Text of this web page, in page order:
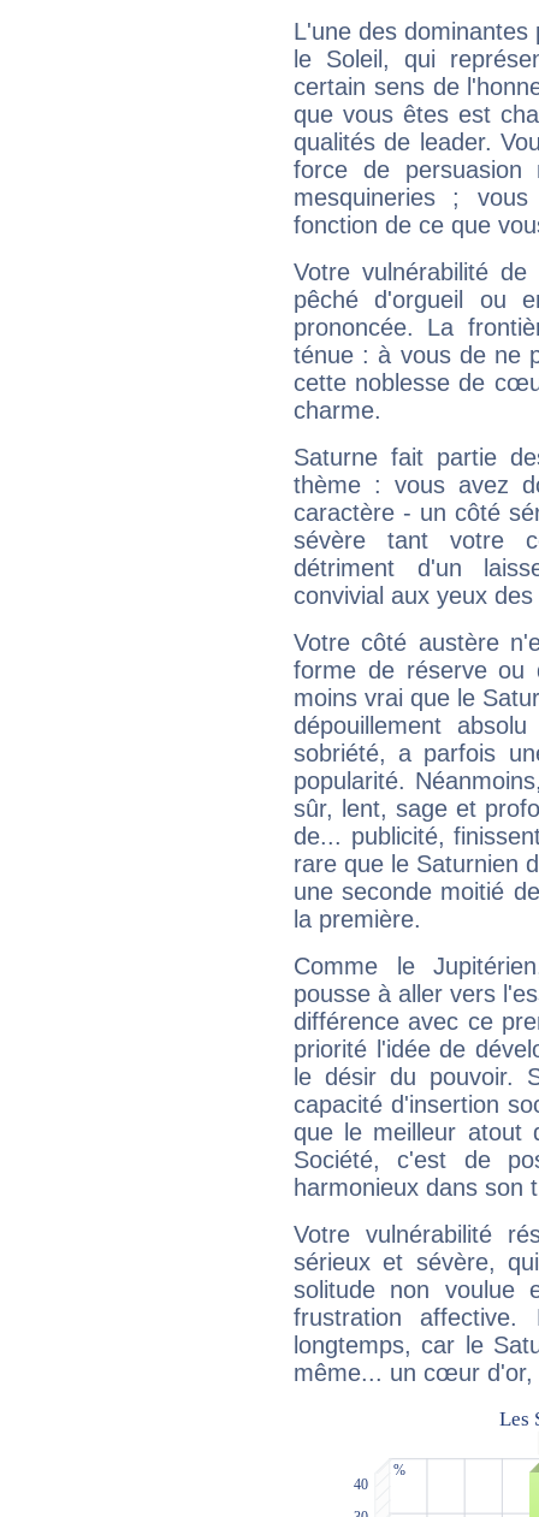
L'une des
le Soleil, qui
certain sens de
que vous êtes est
qualités de leader.
force de
mesquineries ;
fonction de ce que
Votre vulnérabilité
pêché d'orgueil ou
prononcée. La
ténue : à vous de ne
cette noblesse de
charme.
Saturne fait partie
thème : vous avez
caractère - un côté
sévère tant votre
détriment d'un
convivial aux yeux
Votre côté austère
forme de réserve
moins vrai que le
dépouillement
sobriété, a parfois
popularité.
sûr, lent, sage et
de... publicité,
rare que le Saturnien
une seconde moitié
la première.
Comme le
pousse à aller vers
différence avec ce
priorité l'idée de
le désir du pouvoir.
capacité d'insertion
que le meilleur atout
Société, c'est de
harmonieux dans son
Votre vulnérabilité
sérieux et sévère,
solitude non voulue
frustration
longtemps, car le
même... un cœur d'or,